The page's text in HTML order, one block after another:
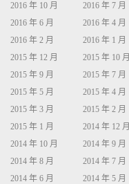
2016 年 10 月
2016 年 7 月
2016 年 6 月
2016 年 4 月
2016 年 2 月
2016 年 1 月
2015 年 12 月
2015 年 10 月
2015 年 9 月
2015 年 7 月
2015 年 5 月
2015 年 4 月
2015 年 3 月
2015 年 2 月
2015 年 1 月
2014 年 12 月
2014 年 10 月
2014 年 9 月
2014 年 8 月
2014 年 7 月
2014 年 6 月
2014 年 5 月